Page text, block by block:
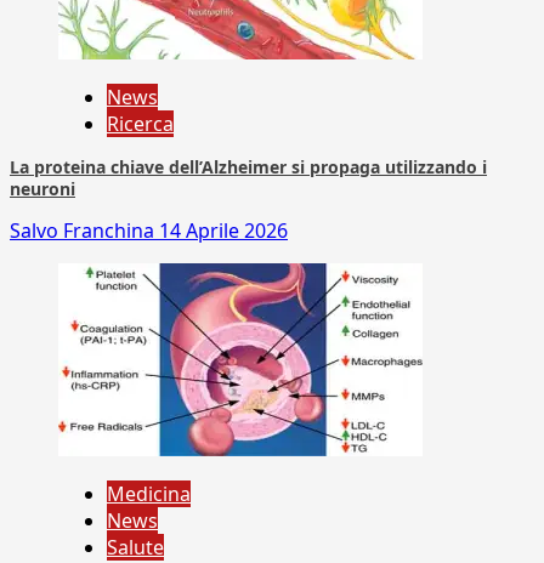
News
Ricerca
La proteina chiave dell’Alzheimer si propaga utilizzando i
neuroni
Salvo Franchina 14 Aprile 2026
Medicina
News
Salute